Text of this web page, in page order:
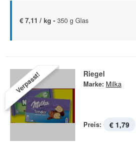
€ 7,11 / kg - 350 g Glas
Verpasst! Riegel
Marke: Milka
Preis: € 1,79